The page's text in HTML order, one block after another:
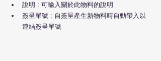
說明 : 可輸入關於此物料的說明
簽呈單號 : 自簽呈產生新物料時自動帶入以
連結簽呈單號